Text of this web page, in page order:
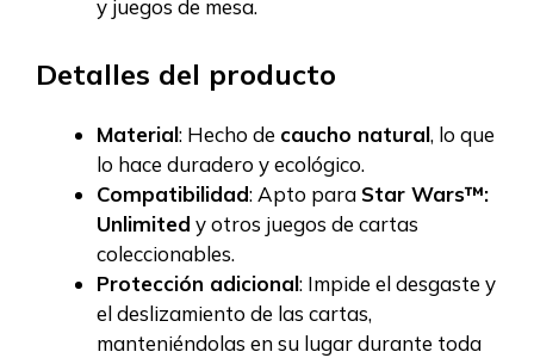
y juegos de mesa.
Detalles del producto
Material: Hecho de caucho natural, lo que
lo hace duradero y ecológico.
Compatibilidad: Apto para Star Wars™:
Unlimited y otros juegos de cartas
coleccionables.
Protección adicional: Impide el desgaste y
el deslizamiento de las cartas,
manteniéndolas en su lugar durante toda